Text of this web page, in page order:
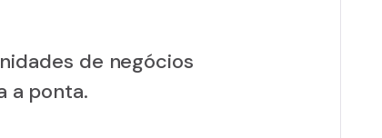
de negócios
a ponta.